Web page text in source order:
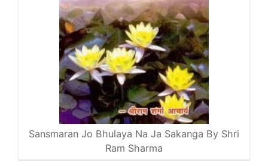
Sansmaran Jo Bhulaya Na Ja Sakanga By Shri
Ram Sharma